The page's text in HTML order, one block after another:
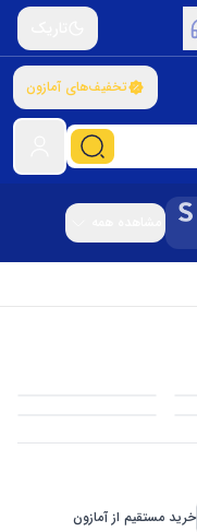
تخفیف‌های آمازون
خرید مستقیم از آمازون